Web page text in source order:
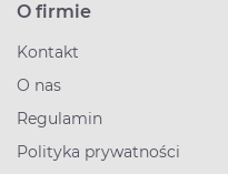
O firmie
Kontakt
O nas
Regulamin
Polityka prywatności